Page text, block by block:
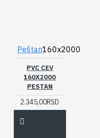
Peštan160x2000
PVC CEV
160X2000
PESTAN
2.345,00RSD